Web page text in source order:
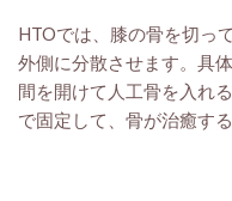
HTOでは、膝の骨を切っ
外側に分散させます。具
間を開けて人工骨を入れ
で固定して、骨が治癒す